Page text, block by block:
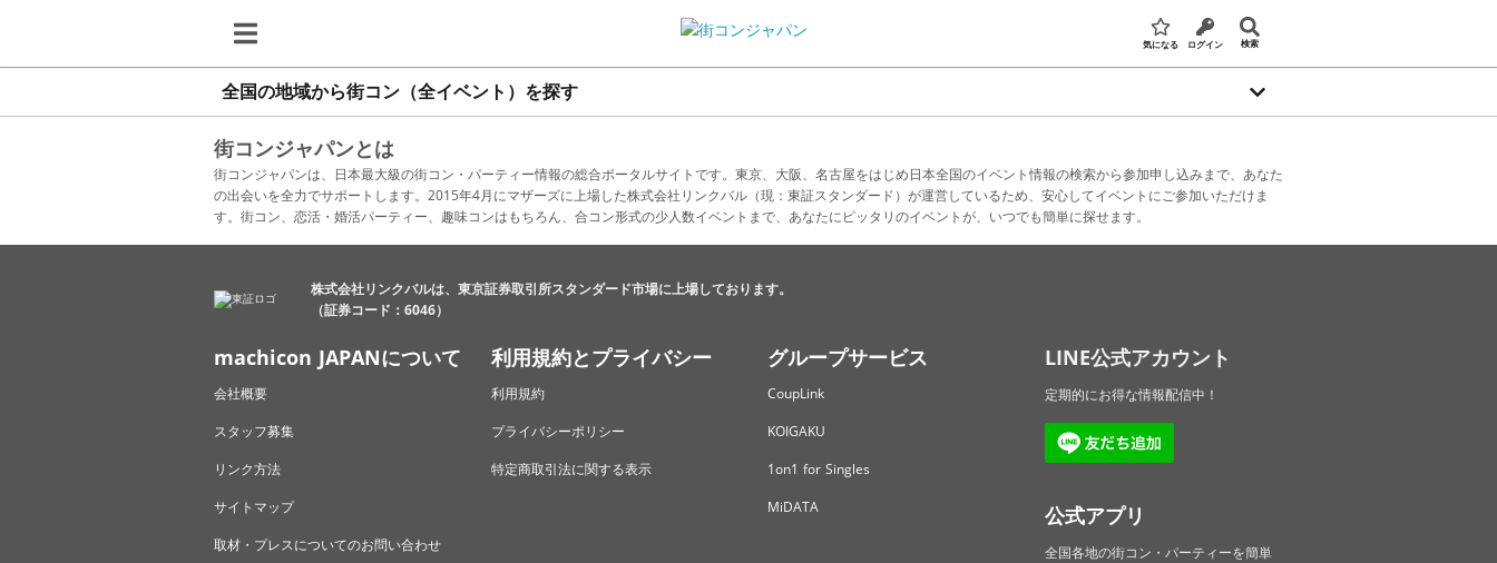
気になる ログイン 検索
全国の地域から街コン（全イベント）を探す
街コンジャパンとは
街コンジャパンは、日本最大級の街コン・パーティー情報の総合ポータルサイトです。東京、大阪、名古屋をはじめ日本全国のイベント情報の検索から参加申し込みまで、あなた
の出会いを全力でサポートします。2015年4月にマザーズに上場した株式会社リンクバル（現：東証スタンダード）が運営しているため、安心してイベントにご参加いただけま
す。街コン、恋活・婚活パーティー、趣味コンはもちろん、合コン形式の少人数イベントまで、あなたにピッタリのイベントが、いつでも簡単に探せます。
株式会社リンクバルは、東京証券取引所スタンダード市場に上場しております。
（証券コード：6046）
machicon JAPANについて
会社概要
スタッフ募集
リンク方法
サイトマップ
取材・プレスについてのお問い合わせ
利用規約とプライバシー
利用規約
プライバシーポリシー
特定商取引法に関する表示
グループサービス
CoupLink
KOIGAKU
1on1 for Singles
MiDATA
LINE公式アカウント
定期的にお得な情報配信中！
公式アプリ
全国各地の街コン・パーティーを簡単